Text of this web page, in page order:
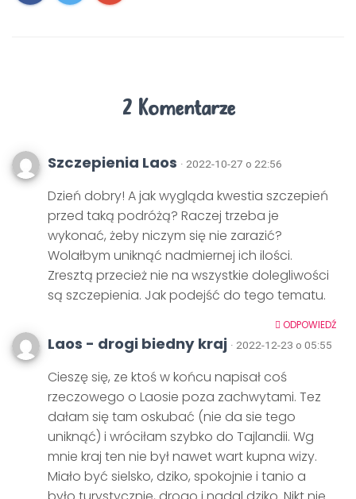
2 Komentarze
Szczepienia Laos · 2022-10-27 o 22:56
Dzień dobry! A jak wygląda kwestia szczepień
przed taką podróżą? Raczej trzeba je
wykonać, żeby niczym się nie zarazić?
Wolałbym uniknąć nadmiernej ich ilości.
Zresztą przecież nie na wszystkie dolegliwości
są szczepienia. Jak podejść do tego tematu.
ODPOWIEDŹ
Laos - drogi biedny kraj · 2022-12-23 o 05:55
Cieszę się, ze ktoś w końcu napisał coś
rzeczowego o Laosie poza zachwytami. Tez
dałam się tam oskubać (nie da sie tego
uniknąć) i wróciłam szybko do Tajlandii. Wg
mnie kraj ten nie był nawet wart kupna wizy.
Miało być sielsko, dziko, spokojnie i tanio a